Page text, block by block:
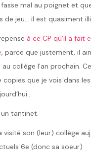
mal au poignet et
de jeu… il est quasiment
à ce CP qu’il a fait
, parce que justement, il
au collège l’an prochain.
copies que je vois dans
tantinet.
visité son (leur) collège
6e (donc sa soeur)